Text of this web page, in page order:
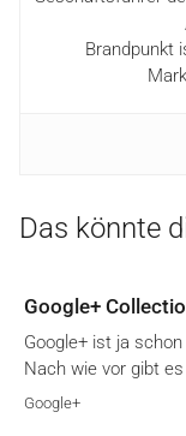
Brandpunkt
Das könnte
Google+
Google+ ist ja
Nach wie vor gibt
Google+